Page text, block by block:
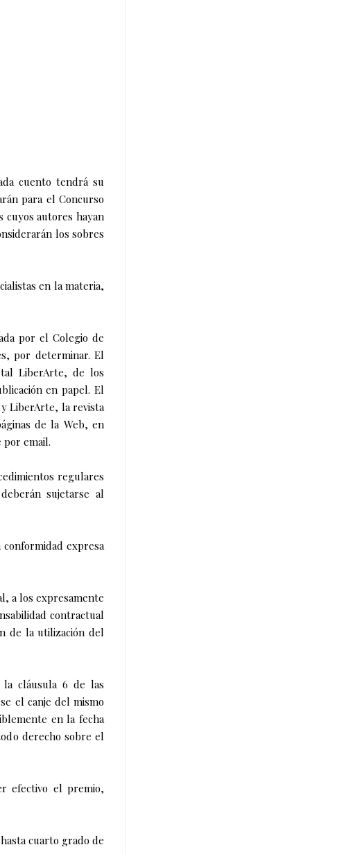
cuento tendrá su
para el Concurso
cuyos autores hayan
los sobres
en la materia,
por el Colegio de
por determinar. El
LiberArte, de los
en papel. El
LiberArte, la revista
de la Web, en
por email.
regulares
sujetarse al
expresa
a los expresamente
contractual
de la utilización del
cláusula 6 de las
el canje del mismo
en la fecha
derecho sobre el
efectivo el premio,
cuarto grado de